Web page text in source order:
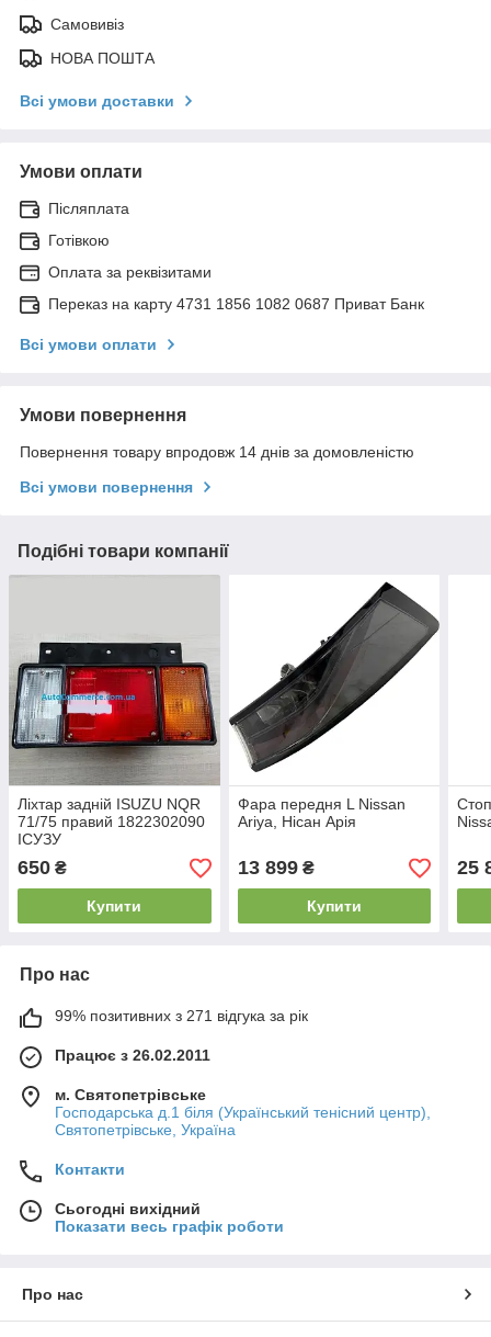
Самовивіз
НОВА ПОШТА
Всі умови доставки
Умови оплати
Післяплата
Готівкою
Оплата за реквізитами
Переказ на карту 4731 1856 1082 0687 Приват Банк
Всі умови оплати
Умови повернення
Повернення товару впродовж 14 днів за домовленістю
Всі умови повернення
Подібні товари компанії
Ліхтар задній ISUZU NQR
71/75 правий 1822302090
ІСУЗУ
650 ₴
Купити
Фара передня L Nissan
Ariya, Нісан Арія
13 899₴
Купити
25
Про нас
99% позитивних з 271 відгука за рік
Працює з 26.02.2011
м. Святопетрівське
Господарська д.1 біля (Український тенісний центр),
Святопетрівське, Україна
Контакти
Сьогодні вихідний
Показати весь графік роботи
Про нас